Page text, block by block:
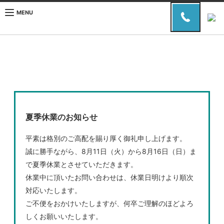
MENU
夏季休業のお知らせ
平素は格別のご高配を賜り厚く御礼申し上げます。
誠に勝手ながら、8月11日（火）から8月16日（日）ま
で夏季休業とさせていただきます。
休業中に頂いたお問い合わせは、休業日明けより順次
対応いたします。
ご不便をおかけいたしますが、何卒ご理解のほどよろ
しくお願いいたします。